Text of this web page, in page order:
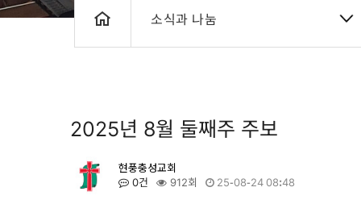
소식과 나눔
2025년 8월 둘째주 주보
현풍충성교회
0건
912회 25-08-24 08:48